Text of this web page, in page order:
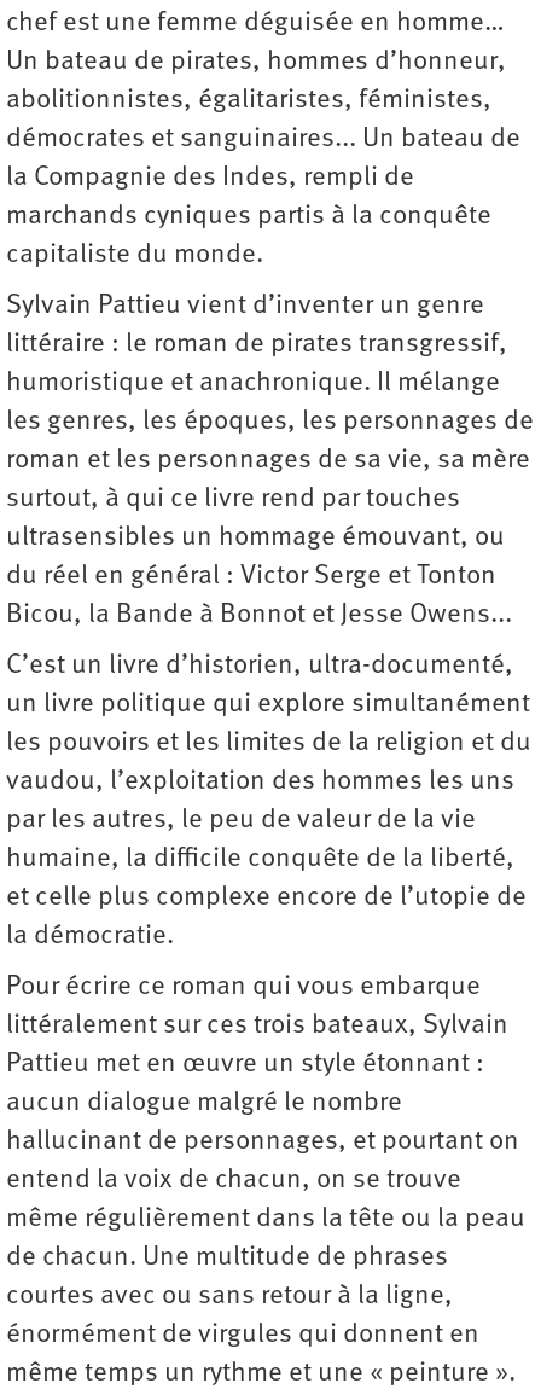
chef est une femme déguisée en homme…
Un bateau de pirates, hommes d’honneur,
abolitionnistes, égalitaristes, féministes,
démocrates et sanguinaires... Un bateau de
la Compagnie des Indes, rempli de
marchands cyniques partis à la conquête
capitaliste du monde.
Sylvain Pattieu vient d’inventer un genre
littéraire : le roman de pirates transgressif,
humoristique et anachronique. Il mélange
les genres, les époques, les personnages de
roman et les personnages de sa vie, sa mère
surtout, à qui ce livre rend par touches
ultrasensibles un hommage émouvant, ou
du réel en général : Victor Serge et Tonton
Bicou, la Bande à Bonnot et Jesse Owens...
C’est un livre d’historien, ultra-documenté,
un livre politique qui explore simultanément
les pouvoirs et les limites de la religion et du
vaudou, l’exploitation des hommes les uns
par les autres, le peu de valeur de la vie
humaine, la difficile conquête de la liberté,
et celle plus complexe encore de l’utopie de
la démocratie.
Pour écrire ce roman qui vous embarque
littéralement sur ces trois bateaux, Sylvain
Pattieu met en œuvre un style étonnant :
aucun dialogue malgré le nombre
hallucinant de personnages, et pourtant on
entend la voix de chacun, on se trouve
même régulièrement dans la tête ou la peau
de chacun. Une multitude de phrases
courtes avec ou sans retour à la ligne,
énormément de virgules qui donnent en
même temps un rythme et une « peinture ».